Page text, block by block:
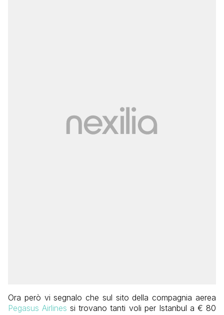
Ora però vi segnalo che sul sito della compagnia aerea
Pegasus Airlines si trovano tanti voli per Istanbul a € 80